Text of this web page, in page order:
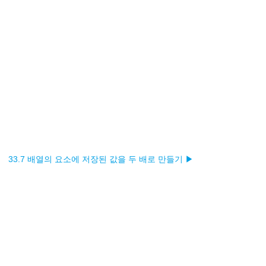
33.7 배열의 요소에 저장된 값을 두 배로 만들기 ▶︎